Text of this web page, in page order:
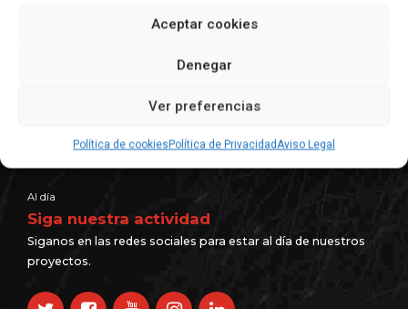
Aceptar cookies
Denegar
Ver preferencias
Política de cookiesPolítica de PrivacidadAviso Legal
Francés: + 34 680 581 741
Inglés: +34 630 916 909
Al día
Siga nuestra actividad
Siganos en las redes sociales para estar al día de nuestros
proyectos.